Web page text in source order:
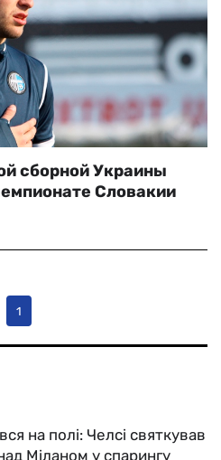
сборной Украины
Словакии
1
на полі: Челсі святкував
Міланом у спарингу